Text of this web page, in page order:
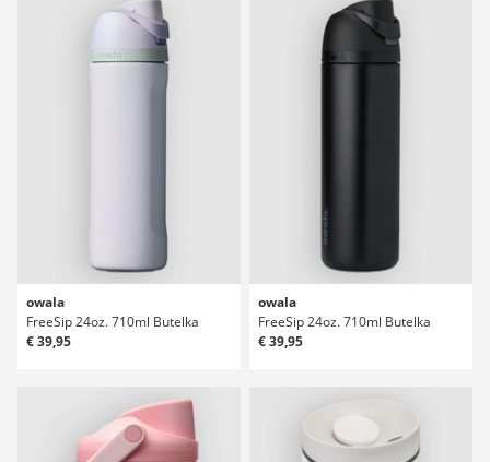
owala
FreeSip 24oz. 710ml Butelka
€ 39,95
owala
FreeSip 24oz. 710ml Butelka
€ 39,95